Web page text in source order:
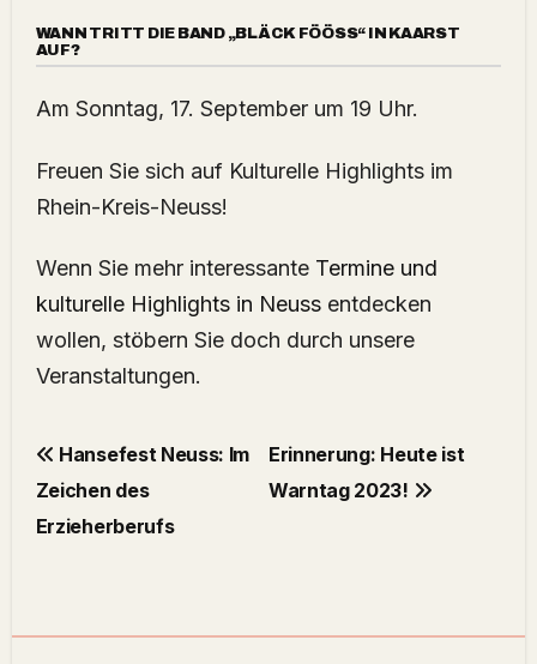
WANN TRITT DIE BAND „BLÄCK FÖÖSS“ IN KAARST
AUF?
Am Sonntag, 17. September um 19 Uhr.
Freuen Sie sich auf Kulturelle Highlights im
Rhein-Kreis-Neuss!
Wenn Sie mehr interessante Termine und
kulturelle Highlights in Neussentdecken
wollen, stöbern Sie doch durch unsere
Veranstaltungen.
Hansefest Neuss: Im
Zeichen des
Erzieherberufs
Erinnerung: Heute ist
Warntag 2023!